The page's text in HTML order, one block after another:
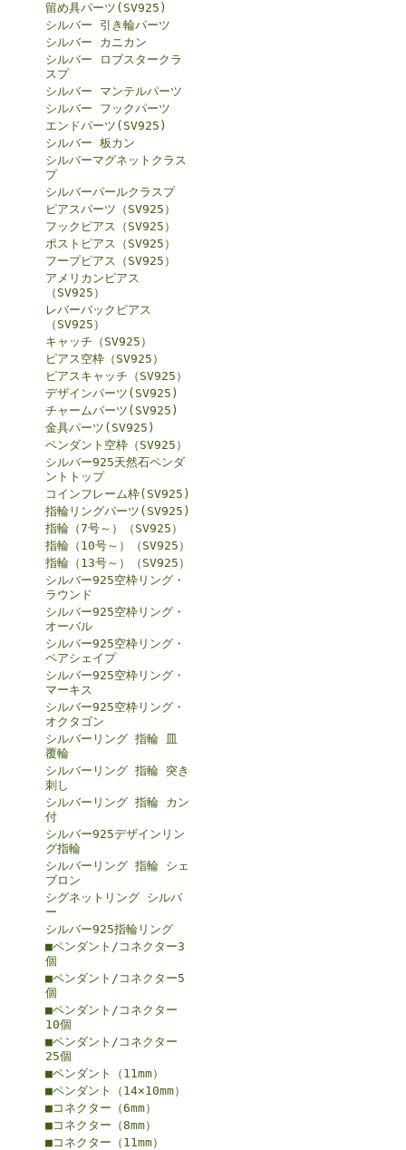
留め具パーツ(SV925)
シルバー 引き輪パーツ
シルバー カニカン
シルバー ロブスタークラ
スプ
シルバー マンテルパーツ
シルバー フックパーツ
エンドパーツ(SV925)
シルバー 板カン
シルバーマグネットクラス
プ
シルバーパールクラスプ
ピアスパーツ（SV925）
フックピアス（SV925）
ポストピアス（SV925）
フープピアス（SV925）
アメリカンピアス
（SV925）
レバーバックピアス
（SV925）
キャッチ（SV925）
ピアス空枠（SV925）
ピアスキャッチ（SV925）
デザインパーツ(SV925)
チャームパーツ(SV925)
金具パーツ(SV925)
ペンダント空枠（SV925）
シルバー925天然石ペンダ
ントトップ
コインフレーム枠(SV925)
指輪リングパーツ(SV925)
指輪（7号～）（SV925）
指輪（10号～）（SV925）
指輪（13号～）（SV925）
シルバー925空枠リング・
ラウンド
シルバー925空枠リング・
オーバル
シルバー925空枠リング・
ペアシェイプ
シルバー925空枠リング・
マーキス
シルバー925空枠リング・
オクタゴン
シルバーリング 指輪 皿
覆輪
シルバーリング 指輪 突き
刺し
シルバーリング 指輪 カン
付
シルバー925デザインリン
グ指輪
シルバーリング 指輪 シェ
ブロン
シグネットリング シルバ
ー
シルバー925指輪リング
■ペンダント/コネクター3
個
■ペンダント/コネクター5
個
■ペンダント/コネクター
10個
■ペンダント/コネクター
25個
■ペンダント（11mm）
■ペンダント（14×10mm）
■コネクター（6mm）
■コネクター（8mm）
■コネクター（11mm）